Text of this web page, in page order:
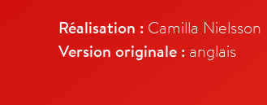
Réalisation : Camilla Nielsson
Version originale : anglais